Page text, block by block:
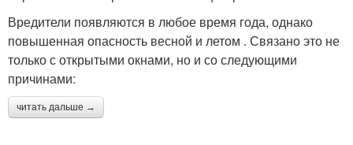
Вредители появляются в любое время года, однако
повышенная опасность весной и летом . Связано это не
только с открытыми окнами, но и со следующими
причинами:
читать дальше →